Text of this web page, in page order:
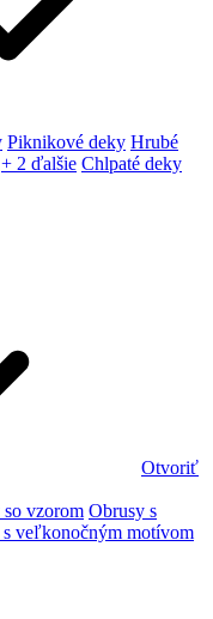
Piknikové deky Hrubé
+ 2 ďalšie Chlpaté deky
Otvoriť
vzorom Obrusy s
s veľkonočným motívom